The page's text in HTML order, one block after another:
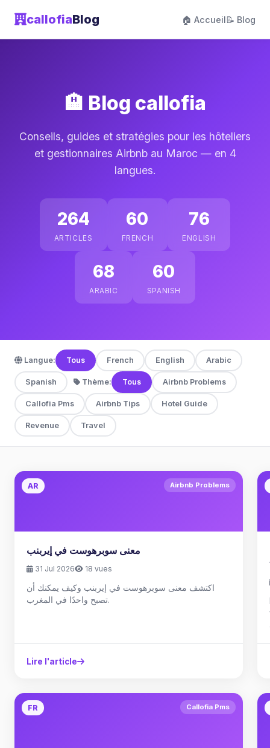
callofiaBlog 🏠 Accueil📝 Blog
🏨 Blog callofia
Conseils, guides et stratégies pour les hôteliers
et gestionnaires Airbnb au Maroc — en 4
langues.
264
ARTICLES
60
FRENCH
76
ENGLISH
68
ARABIC
60
SPANISH
Langue: Tous French English Arabic
Spanish Thème: Tous Airbnb Problems
Callofia Pms Airbnb Tips Hotel Guide
Revenue Travel
AR Airbnb Problems
معنى سوبرهوست في إيربنب
31 Jul 2026 18 vues
اكتشف معنى سوبرهوست في إيربنب وكيف يمكنك أن
تصبح واحدًا في المغرب.
Lire l'article
FR Callofia Pms